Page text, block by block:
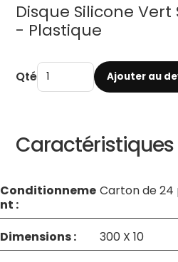
Disque Silicone Vert
- Plastique
Qté Ajouter au
Caractéristiques
Conditionneme
nt :
Carton de 24
Dimensions : 300 X 10